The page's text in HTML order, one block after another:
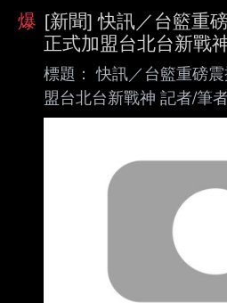
爆 [新聞] 快訊／台籃重
正式加盟台北台新戰
標題： 快訊／台籃重磅
盟台北台新戰神 記者/筆
合報導 內文：
式加盟台北台新戰神。（
新戰神今宣布迎來重量級
後衛林庭謙正式加盟，雙
對林庭謙而言，選擇回到
親精神的意義。國中後
經CBA選秀展開職業生